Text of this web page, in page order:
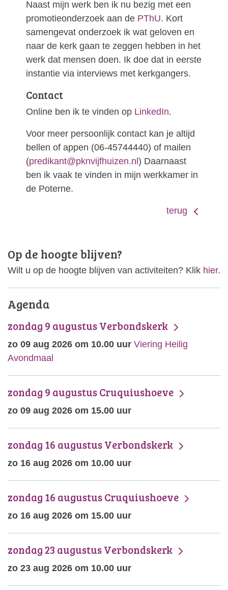
Naast mijn werk ben ik nu bezig met een
promotieonderzoek aan de PThU. Kort
samengevat onderzoek ik wat geloven en
naar de kerk gaan te zeggen hebben in het
werk dat mensen doen. Ik doe dat in eerste
instantie via interviews met kerkgangers.
Contact
Online ben ik te vinden op LinkedIn.
Voor meer persoonlijk contact kan je altijd
bellen of appen (06-45744440) of mailen
(predikant@pknvijfhuizen.nl ) Daarnaast
ben ik vaak te vinden in mijn werkkamer in
de Poterne.
terug
Op de hoogte blijven?
Wilt u op de hoogte blijven van activiteiten? Klik hier.
Agenda
zondag 9 augustus Verbondskerk
zo 09 aug 2026 om 10.00 uur Viering Heilig
Avondmaal
zondag 9 augustus Cruquiushoeve
zo 09 aug 2026 om 15.00 uur
zondag 16 augustus Verbondskerk
zo 16 aug 2026 om 10.00 uur
zondag 16 augustus Cruquiushoeve
zo 16 aug 2026 om 15.00 uur
zondag 23 augustus Verbondskerk
zo 23 aug 2026 om 10.00 uur